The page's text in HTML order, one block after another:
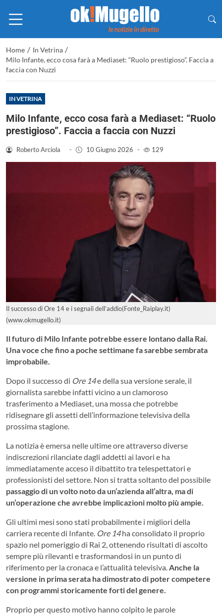
Home / In Vetrina /
Milo Infante, ecco cosa farà a Mediaset: “Ruolo prestigioso”. Faccia a
faccia con Nuzzi
IN VETRINA
Milo Infante, ecco cosa farà a Mediaset: “Ruolo
prestigioso”. Faccia a faccia con Nuzzi
Roberto Arciola - 10 Giugno 2026 - 129
Il successo di Ore 14 e i segnali dell’addio(Fonte_Raiplay.it)
(www.okmugello.it)
Il futuro di Milo Infante potrebbe essere lontano dalla Rai.
Una voce che fino a poche settimane fa sarebbe sembrata
improbabile.
Dopo il successo di Ore 14e della sua versione serale, il
giornalista sarebbe infatti vicino a un clamoroso
trasferimento a Mediaset, una mossa che potrebbe
ridisegnare gli assetti dell’informazione televisiva della
prossima stagione.
La notizia è emersa nelle ultime ore attraverso diverse
indiscrezioni rilanciate dagli addetti ai lavori e ha
immediatamente acceso il dibattito tra telespettatori e
professionisti del settore. Non si tratta soltanto del possibile
passaggio di un volto noto da un’azienda all’altra, ma di
un’operazione che avrebbe implicazioni molto più ampie.
Gli ultimi mesi sono stati probabilmente i migliori della
carriera recente di Infante. Ore 14ha consolidato il proprio
spazio nel pomeriggio di Rai 2, ottenendo risultati di ascolto
sempre più rilevanti e trasformandosi in un punto di
riferimento per la cronaca e l’attualità televisiva. Anche la
versione in prima serata ha dimostrato di poter competere
con programmi storicamente forti del genere.
Proprio per questo motivo hanno colpito le parole